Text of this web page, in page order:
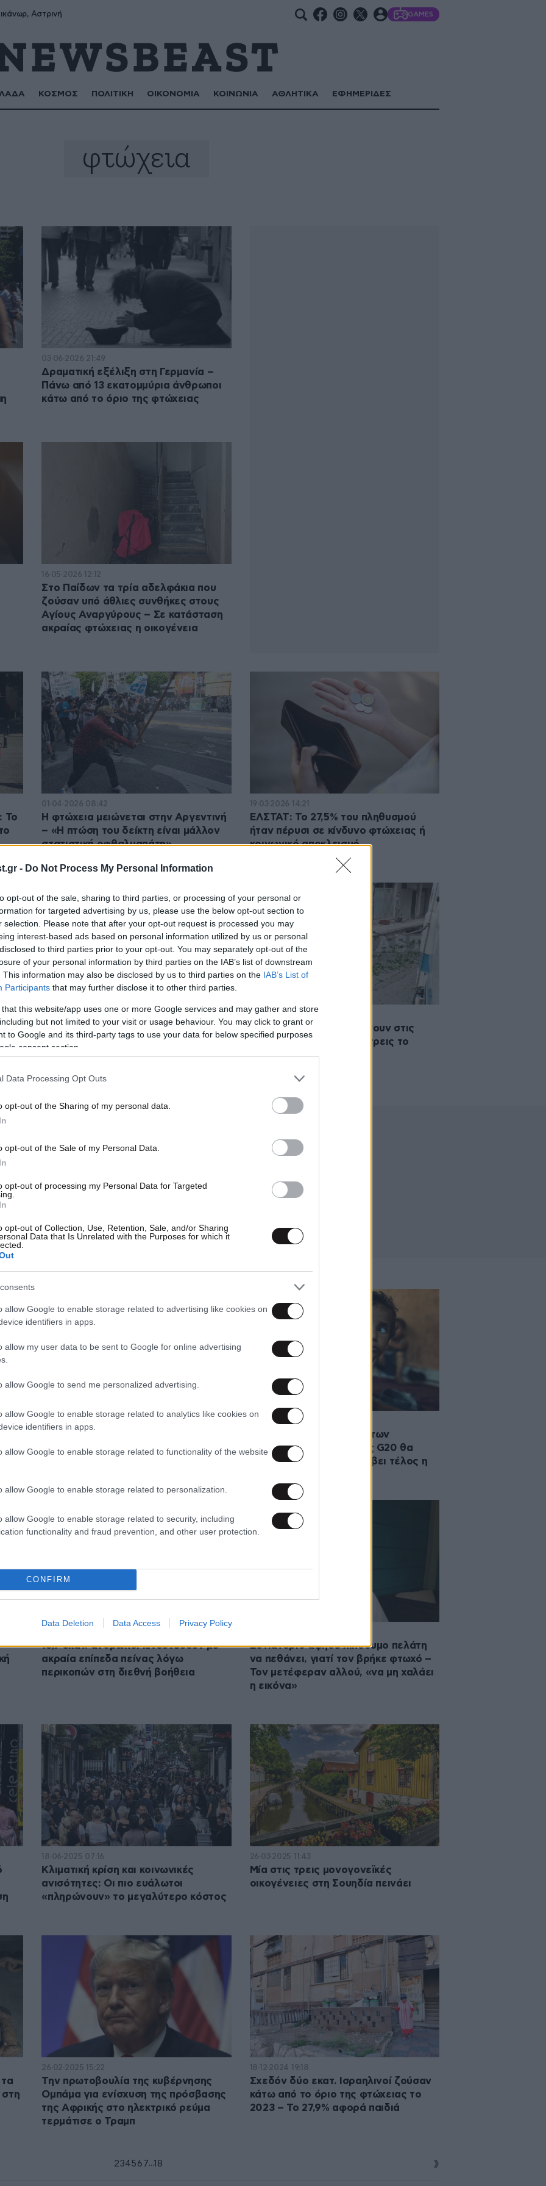
- Do Not Process My Personal Information
opt-out of the sale, sharing to third parties, or processing of your personal or
for targeted advertising by us, please use the below opt-out section to
selection. Please note that after your opt-out request is processed you may
interest-based ads based on personal information utilized by us or personal
to third parties prior to your opt-out. You may separately opt-out of the
of your personal information by third parties on the IAB’s list of downstream
This information may also be disclosed by us to third parties on the IAB’s List of
Participants that may further disclose it to other third parties.
that this website/app uses one or more Google services and may gather and store
but not limited to your visit or usage behaviour. You may click to grant or
to Google and its third-party tags to use your data for below specified purposes
consent section.
Data Processing Opt Outs
opt-out of the Sharing of my personal data.
opt-out of the Sale of my Personal Data.
opt-out of processing my Personal Data for Targeted
opt-out of Collection, Use, Retention, Sale, and/or Sharing
Data that Is Unrelated with the Purposes for which it
allow Google to enable storage related to advertising like cookies on
identifiers in apps.
allow my user data to be sent to Google for online advertising
allow Google to send me personalized advertising.
allow Google to enable storage related to analytics like cookies on
identifiers in apps.
allow Google to enable storage related to functionality of the website
allow Google to enable storage related to personalization.
allow Google to enable storage related to security, including
functionality and fraud prevention, and other user protection.
CONFIRM
Data Deletion Data Access Privacy Policy
Αστρινή GAMES
ΚΟΣΜΟΣ ΠΟΛΙΤΙΚΗ ΟΙΚΟΝΟΜΙΑ ΚΟΙΝΩΝΙΑ ΑΘΛΗΤΙΚΑ ΕΦΗΜΕΡΙΔΕΣ
φτώχεια
03·06·2026 21:49
Δραματική εξέλιξη στη Γερμανία –
Πάνω από 13 εκατομμύρια άνθρωποι
κάτω από το όριο της φτώχειας
16·05·2026 12:12
Στο Παίδων τα τρία αδελφάκια που
ζούσαν υπό άθλιες συνθήκες στους
Αγίους Αναργύρους – Σε κατάσταση
ακραίας φτώχειας η οικογένεια
Το
01·04·2026 08:42
Η φτώχεια μειώνεται στην Αργεντινή
– «Η πτώση του δείκτη είναι μάλλον
στατιστική οφθαλμαπάτη»
19·03·2026 14:21
ΕΛΣΤΑΤ: Το 27,5% του πληθυσμού
ήταν πέρυσι σε κίνδυνο φτώχειας ή
κοινωνικό αποκλεισμό
23·12·2025 22:22
Τουρκία: Κάτω από το όριο πείνας ο
νέος κατώτατος μισθός – Στα 556
ευρώ από 1η Ιανουαρίου με αύξηση
17·12·2025 12:10
Οι «αόρατοι» που πηγαίνουν στις
λαϊκές αγορές μετά τις τρεις το
μεσημέρι
02·12·2025 09:00
Η φτώχεια, οι γιορτές των
Χριστουγέννων και η… επιβίωση
20·11·2025 06:56
Mόνο τα περσινά κέρδη των
δισεκατομμυριούχων της G20 θα
ήταν αρκετά ώστε να λάβει τέλος η
13,7 εκατ. άνθρωποι κινδυνεύουν με
ακραία επίπεδα πείνας λόγω
περικοπών στη διεθνή βοήθεια
Εστιατόριο άφησε λιπόθυμο πελάτη
να πεθάνει, γιατί τον βρήκε φτωχό –
Τον μετέφεραν αλλού, «να μη χαλάει
η εικόνα»
18·06·2025 07:16
Κλιματική κρίση και κοινωνικές
ανισότητες: Οι πιο ευάλωτοι
«πληρώνουν» το μεγαλύτερο κόστος
26·03·2025 11:43
Μία στις τρεις μονογονεϊκές
οικογένειες στη Σουηδία πεινάει
στη
26·02·2025 15:22
Την πρωτοβουλία της κυβέρνησης
Ομπάμα για ενίσχυση της πρόσβασης
της Αφρικής στο ηλεκτρικό ρεύμα
τερμάτισε ο Τραμπ
18·12·2024 19:18
Σχεδόν δύο εκατ. Ισραηλινοί ζούσαν
κάτω από το όριο της φτώχειας το
2023 – Το 27,9% αφορά παιδιά
234 5 6 7...18